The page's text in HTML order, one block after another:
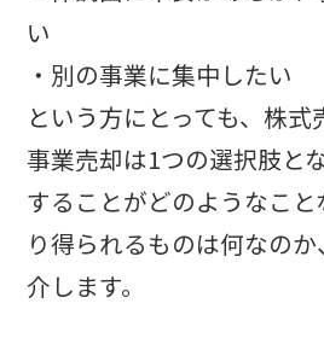
い
・別の事業に集中したい
という方にとっても、株式
事業売却は1つの選択肢と
することがどのようなこ
り得られるものは何なの
介します。